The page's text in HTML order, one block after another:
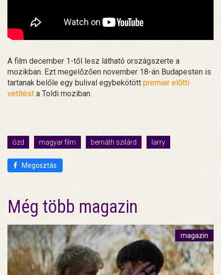
A film december 1-től lesz látható országszerte a
mozikban. Ezt megelőzően november 18-án Budapesten is
tartanak belőle egy bulival egybekötött premier előtti
vetítést a Toldi moziban.
ózd magyar film bernáth szilárd larry
Megosztás
Még több magazin
magazin